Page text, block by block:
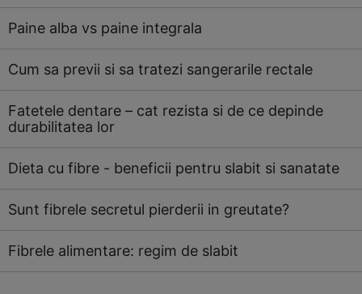
Paine alba vs paine integrala
Cum sa previi si sa tratezi sangerarile rectale
Fatetele dentare – cat rezista si de ce depinde
durabilitatea lor
Dieta cu fibre - beneficii pentru slabit si sanatate
Sunt fibrele secretul pierderii in greutate?
Fibrele alimentare: regim de slabit